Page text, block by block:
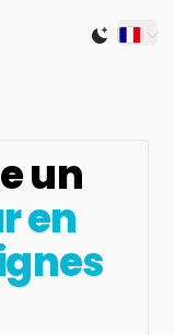
Switch
un
en